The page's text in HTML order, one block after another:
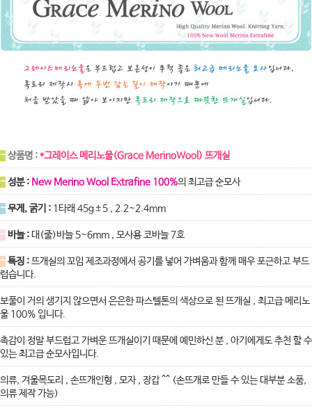
-상품명 :*그레이스 메리노울(Grace MerinoWool) 뜨개실
-성분 : New Merino Wool Extrafine 100%의 최고급 순모사
-무게, 굵기 : 1타래 45g±5 , 2.2~2.4mm
- 바늘 : 대(줄)바늘 5~6mm , 모사용 코바늘 7호
-특징 :뜨개실의 꼬임 제조과정에서 공기를 넣어 가벼움과 함께 매우 포근하고 부드
럽습니다.
보풀이 거의 생기지 않으면서 은은한파스텔톤의 색상으로 된 뜨개실 , 최고급 메리노
울 100% 입니다.
촉감이 정말 부드럽고 가벼운 뜨개실이기 때문에 예민하신 분 , 아기에게도 추천 할 수
있는 최고급 순모사입니다.
의류, 겨울목도리 , 손뜨개인형 , 모자 , 장갑 ^^ (손뜨개로 만들 수 있는 대부분 소품,
의류 제작 가능)